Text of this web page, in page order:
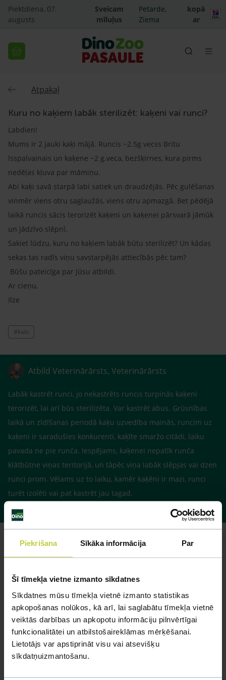
Piekrišana Sīkāka informācija Par
Šī tīmekļa vietne izmanto sīkdatnes
Sīkdatnes mūsu tīmekļa vietnē izmanto statistikas
apkopošanas nolūkos, kā arī, lai saglabātu tīmekļa vietnē
veiktās darbības un apkopotu informāciju pilnvērtīgai
funkcionalitātei un atbilstošaireklāmas mērķēšanai.
Lietotājs var apstiprināt visu vai atsevišķu
sīkdatņuizmantošanu.
Piektdiena, 07.
augusts
Sveicam
mīluļus
Petarde,
Ziema
kopā
ar
Atpakaļ
Kuru no kaķiem labāk sterilizēt: kaķeni vai runci?
Labdien!
Mums ir 2 jauki kaķi mājā. Runcis ~2.5g vecss Britu
īsspalvainais un kaķene ~2 g.veca, bezšķirnes, kura pirms
nedēļas kļuva par māmiņu.
Abi kaķi savā starpā labi satiek un draudzējās. Pēc gulēšanas
vinmēr viens otru saglaužās, viens otru apmazgā. Bet pēdējā
laikā runcis sācis terorizēt kaķeni un kaķenei pārsvarā jāmūk
un jādzīvo slēpnī.
Sakiet lūdzu, kuru no kaķiem labāk būtu sterilizēt? Un kādas
sekas tas radīs viņu savstarpējās attiecībās pēc tam?
Būšu pateicīga par Jūsu atbildi.
Ar cieņu,
Ilze
#kaki
Atbild Veterinārārsts, Veterinārārsts
Labāk kastrēt runci, jo nekastrēts runcis turpinās kaķeni
terorizēt, lai arī būs sterilizēta. Var kastrēt abus. Grūsnības
laikā un zīdīšanas periodā kaķu uzvedība mainās, runcim uz
kaķeni ir saradušies konkurenti, kaķīte smaržo citādi, laiku
pavada ne pie runča. Iespējams, kaķenei nepatīk runča
klātbūtne viņas teritorijā, un tāpēc viņa labāk slēpjas vai dzen
runci prom. Vēlams uz to laiku, kamēr kaķēni ir mazi, runci
turēt izolēti vai pat kastrēt jau tagad.
Līdzīgi jautājumi
Mūsu eksperti spēs atbildēt uz jebkuru Jūsu jautājumu
UZDOT JAUTĀJUMU